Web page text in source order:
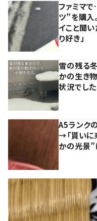
ファミマ
ツ”を購入
イこと聞い
り好き」
雪の残る
かの生き
状況でした
A5ランク
→「貰いに
かの光景”